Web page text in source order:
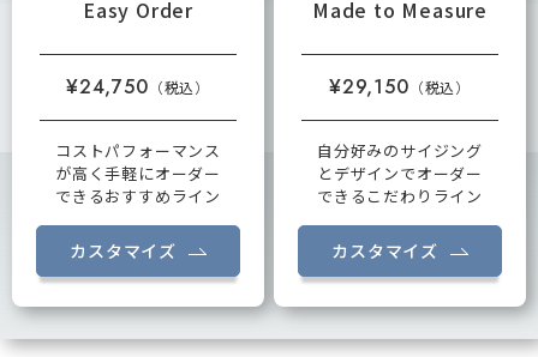
Easy Order
¥24,750
コストパフォーマンス
が高く手軽にオーダー
できるおすすめライン
カスタマイズ
Made to Measure
¥29,150
自分好みのサイジング
とデザインでオーダー
できるこだわりライン
カスタマイズ